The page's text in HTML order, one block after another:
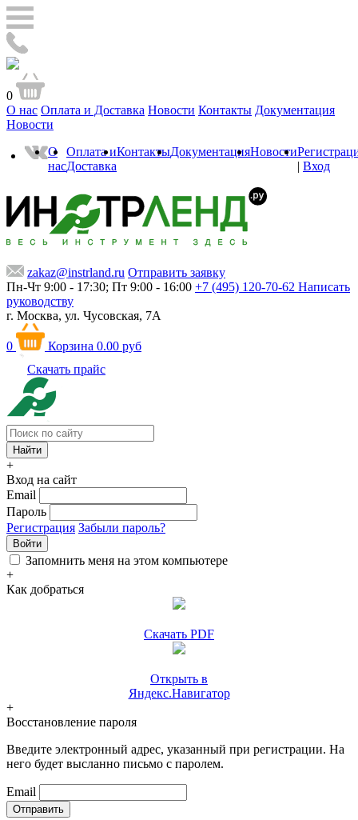
0
О нас Оплата и Доставка Новости Контакты Документация
Новости
О
нас
Оплата и
Доставка
КонтактыДокументацияНовости
| Вход
zakaz@instrland.ru Отправить заявку
Пн-Чт 9:00 - 17:30; Пт 9:00 - 16:00 +7 (495) 120-70-62 Написать
руководству
г. Москва, ул. Чусовская, 7А
0 Корзина 0.00 руб
Скачать прайс
+
Вход на сайт
Email
Пароль
Регистрация Забыли пароль?
Войти
Запомнить меня на этом компьютере
+
Как добраться
Скачать PDF
Открыть в
Яндекс.Навигатор
+
Восстановление пароля
Введите электронный адрес, указанный при регистрации. На
него будет высланно письмо с паролем.
Email